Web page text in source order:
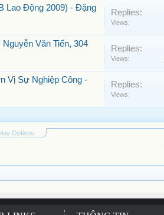
Lao Động 2009) - Đặng
Replies:
Views:
Văn Tiến, 304
Replies:
Views:
Vị Sự Nghiệp Công -
Replies:
Views:
Options